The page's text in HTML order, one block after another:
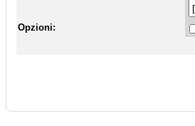
Opzioni: